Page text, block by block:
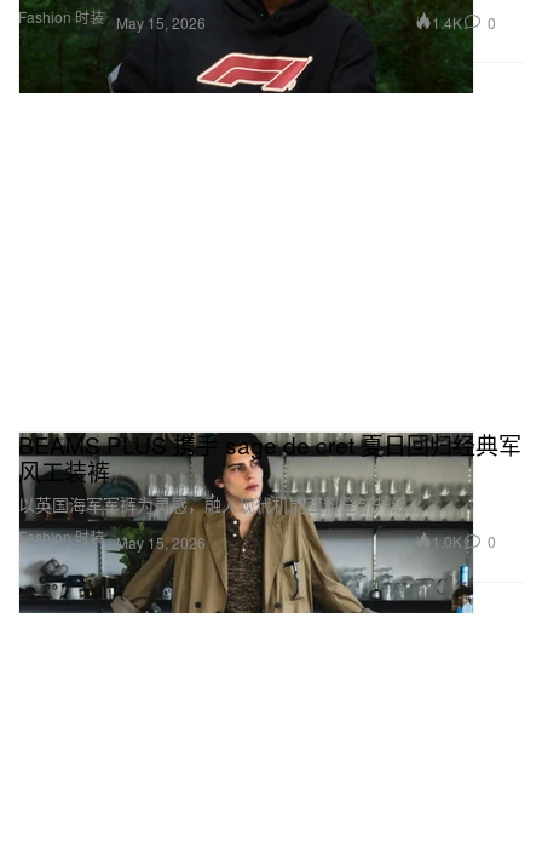
Fashion 时装 May 15, 2026 1.4K 0
Fashion 时装
BEAMS PLUS 携手 sage de cret 夏日回归经典军
风工装裤
以英国海军军裤为灵感，融入现代机能面料全新升级。
May 15, 2026 1.0K 0